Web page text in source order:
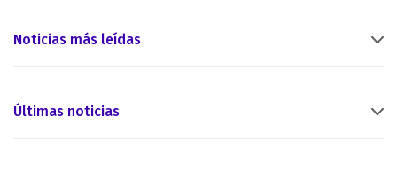
Noticias más leídas
Últimas noticias